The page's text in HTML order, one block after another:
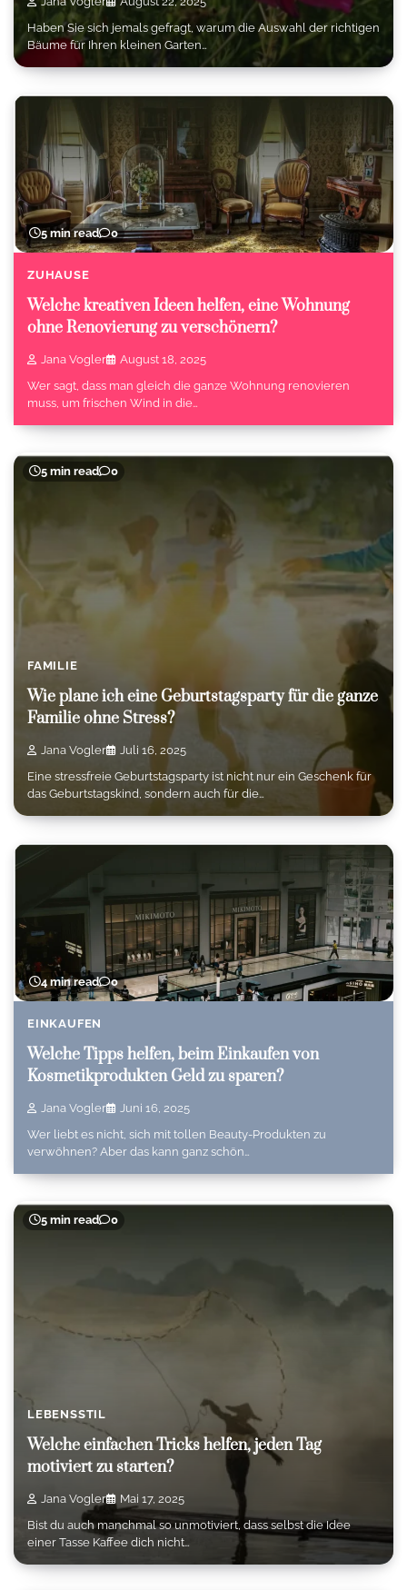
Haben Sie sich jemals gefragt, warum die Auswahl der richtigen
Bäume für Ihren kleinen Garten…
5 min read 0
ZUHAUSE
Welche kreativen Ideen helfen, eine Wohnung
ohne Renovierung zu verschönern?
Jana Vogler
August 18, 2025
Wer sagt, dass man gleich die ganze Wohnung renovieren
muss, um frischen Wind in die…
5 min read 0
FAMILIE
Wie plane ich eine Geburtstagsparty für die ganze
Familie ohne Stress?
Jana Vogler
Juli 16, 2025
Eine stressfreie Geburtstagsparty ist nicht nur ein Geschenk für
das Geburtstagskind, sondern auch für die…
4 min read 0
EINKAUFEN
Welche Tipps helfen, beim Einkaufen von
Kosmetikprodukten Geld zu sparen?
Jana Vogler
Juni 16, 2025
Wer liebt es nicht, sich mit tollen Beauty-Produkten zu
verwöhnen? Aber das kann ganz schön…
5 min read 0
LEBENSSTIL
Welche einfachen Tricks helfen, jeden Tag
motiviert zu starten?
Jana Vogler
Mai 17, 2025
Bist du auch manchmal so unmotiviert, dass selbst die Idee
einer Tasse Kaffee dich nicht…